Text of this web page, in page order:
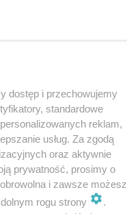
dostęp i przechowujemy
standardowe
reklam,
usług. Za zgodą
oraz aktywnie
prywatność, prosimy o
i zawsze możesz
rogu strony
.